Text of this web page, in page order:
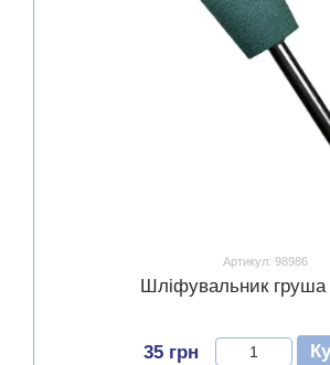
Артикул: 98986
Шліфувальник груша
35 грн